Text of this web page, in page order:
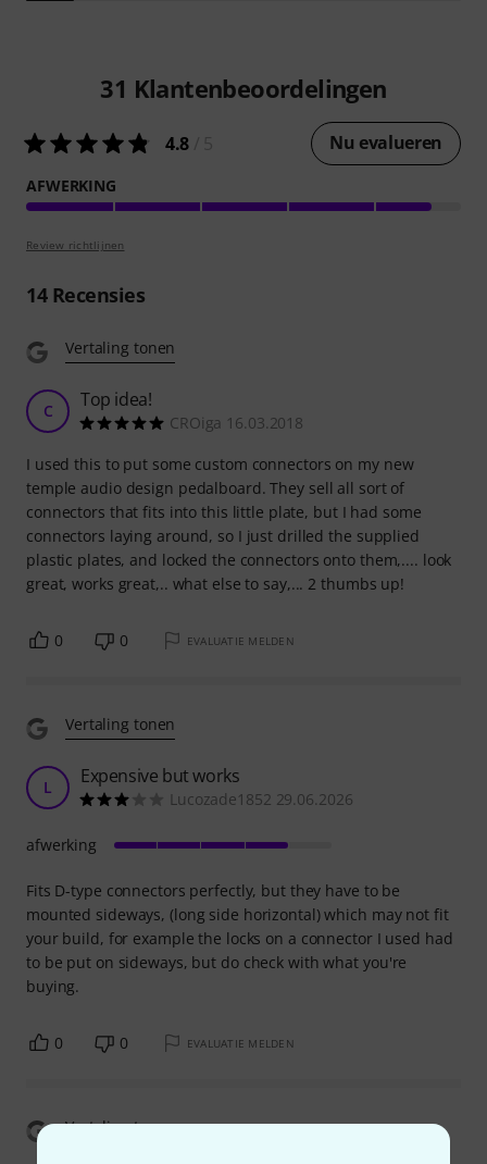
31 Klantenbeoordelingen
4.8 Nu evalueren
AFWERKING
Review richtlijnen
14Recensies
Vertaling tonen
C Top idea!
CROiga 16.03.2018
I used this to put some custom connectors on my new
temple audio design pedalboard. They sell all sort of
connectors that fits into this little plate, but I had some
connectors laying around, so I just drilled the supplied
plastic plates, and locked the connectors onto them,.... look
great, works great,.. what else to say,... 2 thumbs up!
0 0 EVALUATIE MELDEN
Vertaling tonen
L Expensive but works
Lucozade1852 29.06.2026
Fits D-type connectors perfectly, but they have to be
mounted sideways, (long side horizontal) which may not fit
your build, for example the locks on a connector I used had
to be put on sideways, but do check with what you're
buying.
afwerking
0 0 EVALUATIE MELDEN
Vertaling tonen